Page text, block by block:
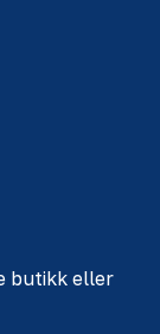
butikk eller